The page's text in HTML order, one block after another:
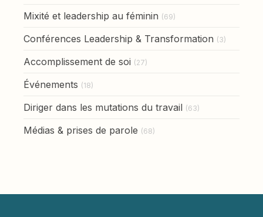
Mixité et leadership au féminin (69)
Conférences Leadership & Transformation (3)
Accomplissement de soi (27)
Événements (18)
Diriger dans les mutations du travail (63)
Médias & prises de parole (68)